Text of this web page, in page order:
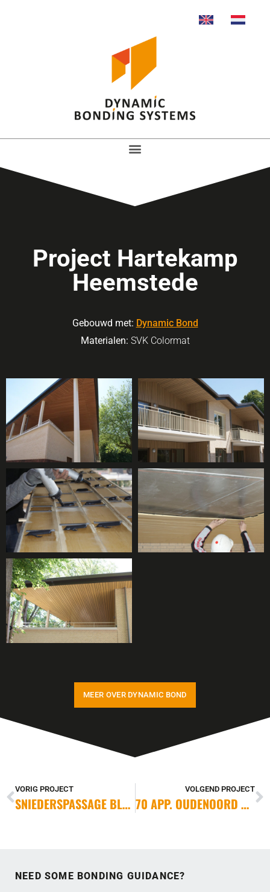
Project Hartekamp
Heemstede
Gebouwd met: Dynamic Bond
Materialen: SVK Colormat
MEER OVER DYNAMIC BOND
VORIG PROJECT
SNIEDERSPASSAGE BLADEL
VOLGEND PROJECT
70 APP. OUDENOORD UTRECHT
NEED SOME BONDING GUIDANCE?